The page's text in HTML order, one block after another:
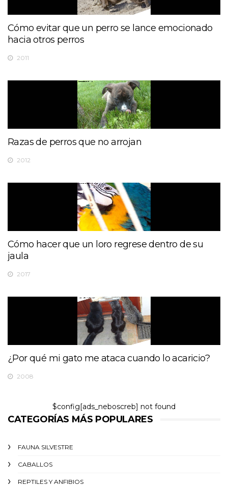
Cómo evitar que un perro se lance emocionado
hacia otros perros
2011
Razas de perros que no arrojan
2012
Cómo hacer que un loro regrese dentro de su
jaula
2017
¿Por qué mi gato me ataca cuando lo acaricio?
2008
$config[ads_neboscreb] not found
CATEGORÍAS MÁS POPULARES
FAUNA SILVESTRE
CABALLOS
REPTILES Y ANFIBIOS